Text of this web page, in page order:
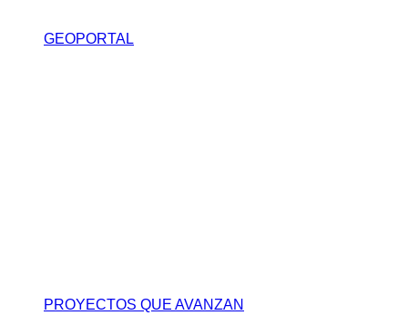
GEOPORTAL
PROYECTOS QUE AVANZAN